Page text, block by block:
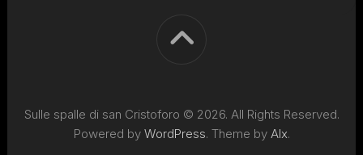
Sulle spalle di san Cristoforo © 2026. All Rights Reserved.
Powered by WordPress. Theme by Alx.